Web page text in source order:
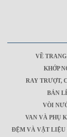
VỀ
KHỚP
RAY TRƯỢT,
BẢN
VÒI
VAN VÀ PHỤ
ĐỆM VÀ VẬT LIỆU